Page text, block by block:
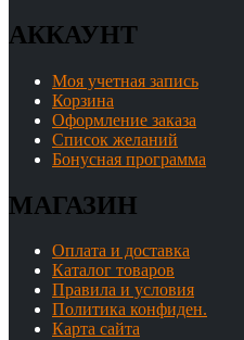
АККАУНТ
Моя учетная запись
Корзина
Оформление заказа
Список желаний
Бонусная программа
МАГАЗИН
Оплата и доставка
Каталог товаров
Правила и условия
Политика конфиден.
Карта сайта